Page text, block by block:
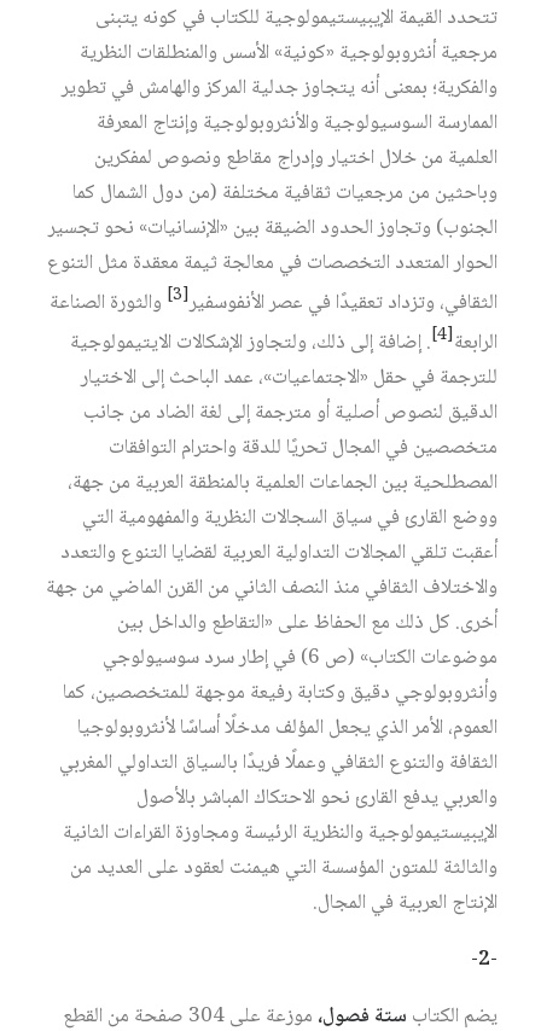
تتحدد القيمة الإيبيستيمولوجية للكتاب في كونه يتبنى
مرجعية أنثروبولوجية «كونية» الأسس والمنطلقات النظرية
والفكرية؛ بمعنى أنه يتجاوز جدلية المركز والهامش في تطوير
الممارسة السوسيولوجية والأنثروبولوجية وإنتاج المعرفة
العلمية من خلال اختيار وإدراج مقاطع ونصوص لمفكرين
وباحثين من مرجعيات ثقافية مختلفة (من دول الشمال كما
الجنوب) وتجاوز الحدود الضيقة بين «الإنسانيات» نحو تجسير
الحوار المتعدد التخصصات في معالجة ثيمة معقدة مثل التنوع
الثقافي، وتزداد تعقيدًا في عصر الأنفوسفير[3]
والثورة الصناعة
الرابعة[4]
. إضافة إلى ذلك، ولتجاوز الإشكالات الايتيمولوجية
للترجمة في حقل «الاجتماعيات»، عمد الباحث إلى الاختيار
الدقيق لنصوص أصلية أو مترجمة إلى لغة الضاد من جانب
متخصصين في المجال تحريًا للدقة واحترام التوافقات
المصطلحية بين الجماعات العلمية بالمنطقة العربية من جهة،
ووضع القارئ في سياق السجالات النظرية والمفهومية التي
أعقبت تلقي المجالات التداولية العربية لقضايا التنوع والتعدد
والاختلاف الثقافي منذ النصف الثاني من القرن الماضي من جهة
أخرى. كل ذلك مع الحفاظ على «التقاطع والداخل بين
موضوعات الكتاب» (ص 6) في إطار سرد سوسيولوجي
وأنثروبولوجي دقيق وكتابة رفيعة موجهة للمتخصصين، كما
العموم، الأمر الذي يجعل المؤلف مدخلًا أساسًا لأنثروبولوجيا
الثقافة والتنوع الثقافي وعملًا فريدًا بالسياق التداولي المغربي
والعربي يدفع القارئ نحو الاحتكاك المباشر بالأصول
الإيبيستيمولوجية والنظرية الرئيسة ومجاوزة القراءات الثانية
والثالثة للمتون المؤسسة التي هيمنت لعقود على العديد من
الإنتاج العربية في المجال.
-2-
يضم الكتاب ستة فصول،
موزعة على 304 صفحة من القطع